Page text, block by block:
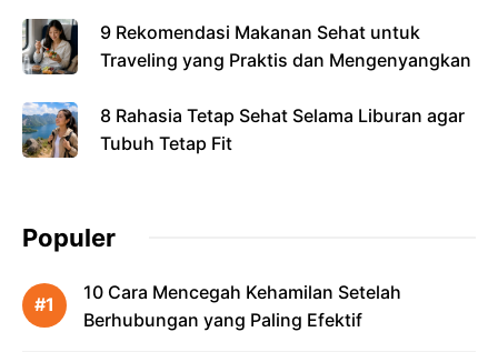
9 Rekomendasi Makanan Sehat untuk
Traveling yang Praktis dan Mengenyangkan
8 Rahasia Tetap Sehat Selama Liburan agar
Tubuh Tetap Fit
Populer
10 Cara Mencegah Kehamilan Setelah
Berhubungan yang Paling Efektif